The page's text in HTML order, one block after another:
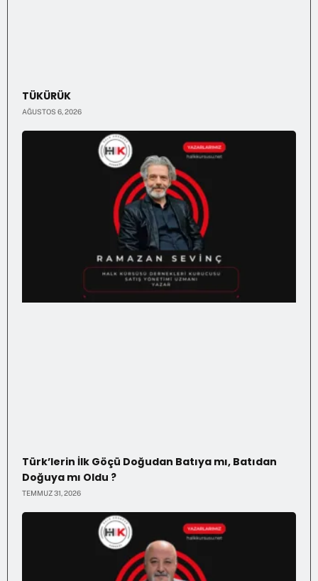
TÜKÜRÜK
AĞUSTOS 6, 2026
Türk’lerin İlk Göçü Doğudan Batıya mı, Batıdan
Doğuya mı Oldu ?
TEMMUZ 31, 2026